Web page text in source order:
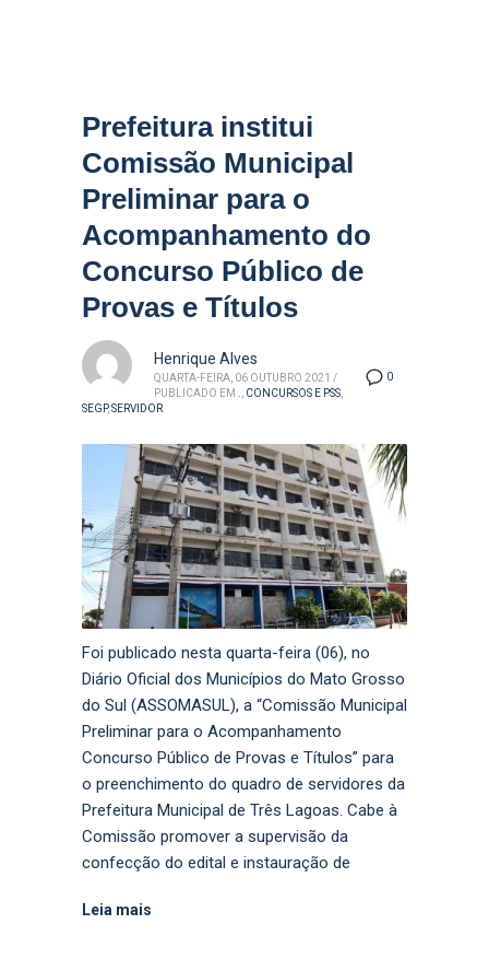
Prefeitura institui
Comissão Municipal
Preliminar para o
Acompanhamento do
Concurso Público de
Provas e Títulos
0
Henrique Alves
QUARTA-FEIRA, 06 OUTUBRO 2021 /
PUBLICADO EM ., CONCURSOS E PSS,
SEGP,SERVIDOR
Foi publicado nesta quarta-feira (06), no
Diário Oficial dos Municípios do Mato Grosso
do Sul (ASSOMASUL), a “Comissão Municipal
Preliminar para o Acompanhamento
Concurso Público de Provas e Títulos” para
o preenchimento do quadro de servidores da
Prefeitura Municipal de Três Lagoas. Cabe à
Comissão promover a supervisão da
confecção do edital e instauração de
Leia mais